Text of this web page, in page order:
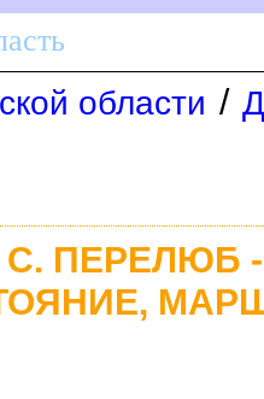
области /
ПЕРЕЛЮБ